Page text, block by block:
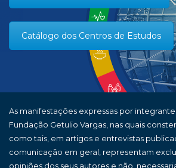
Catálogo dos Centros de Estudos
As manifestações expressas por
Fundação Getulio Vargas, nas quais
como tais, em artigos e entrevistas
comunicação em geral, representam
opiniões dos seus autores e não,